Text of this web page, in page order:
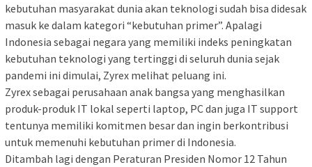
kebutuhan masyarakat dunia akan teknologi sudah bisa didesak
masuk ke dalam kategori “kebutuhan primer”. Apalagi
Indonesia sebagai negara yang memiliki indeks peningkatan
kebutuhan teknologi yang tertinggi di seluruh dunia sejak
pandemi ini dimulai, Zyrex melihat peluang ini.
Zyrex sebagai perusahaan anak bangsa yang menghasilkan
produk-produk IT lokal seperti laptop, PC dan juga IT support
tentunya memiliki komitmen besar dan ingin berkontribusi
untuk memenuhi kebutuhan primer di Indonesia.
Ditambah lagi dengan Peraturan Presiden Nomor 12 Tahun